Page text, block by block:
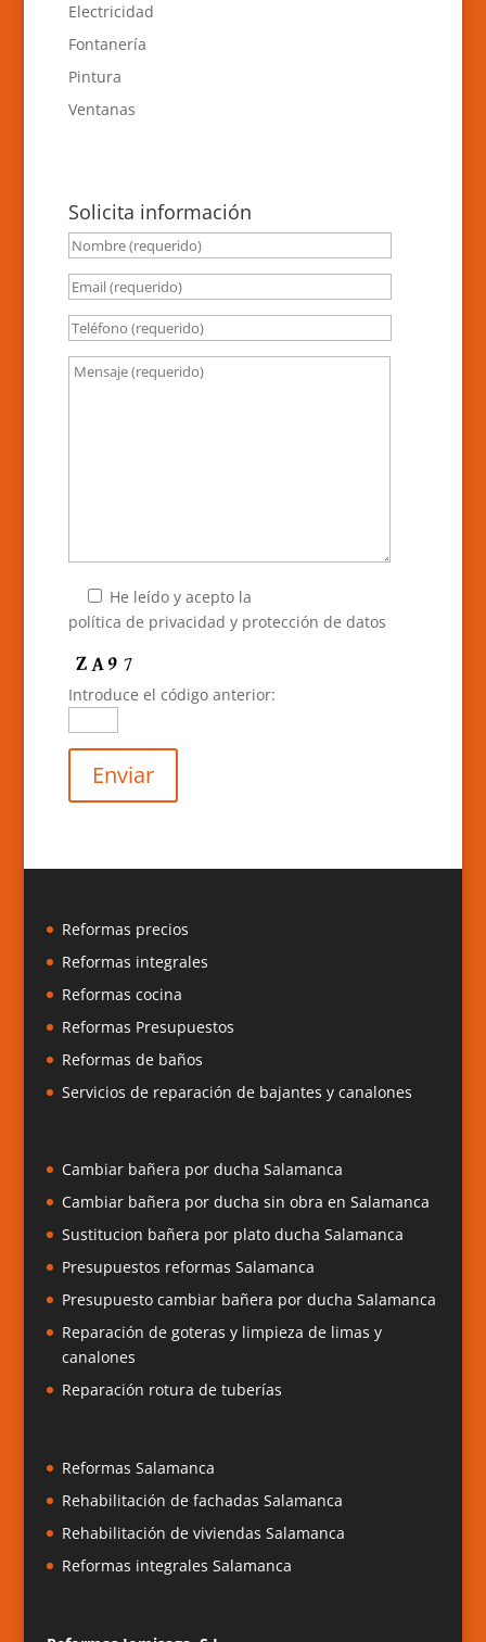
Electricidad
Fontanería
Pintura
Ventanas
Solicita información
He leído y acepto la
política de privacidad y protección de datos
Introduce el código anterior:
Reformas precios
Reformas integrales
Reformas cocina
Reformas Presupuestos
Reformas de baños
Servicios de reparación de bajantes y canalones
Cambiar bañera por ducha Salamanca
Cambiar bañera por ducha sin obra en Salamanca
Sustitucion bañera por plato ducha Salamanca
Presupuestos reformas Salamanca
Presupuesto cambiar bañera por ducha Salamanca
Reparación de goteras y limpieza de limas y
canalones
Reparación rotura de tuberías
Reformas Salamanca
Rehabilitación de fachadas Salamanca
Rehabilitación de viviendas Salamanca
Reformas integrales Salamanca